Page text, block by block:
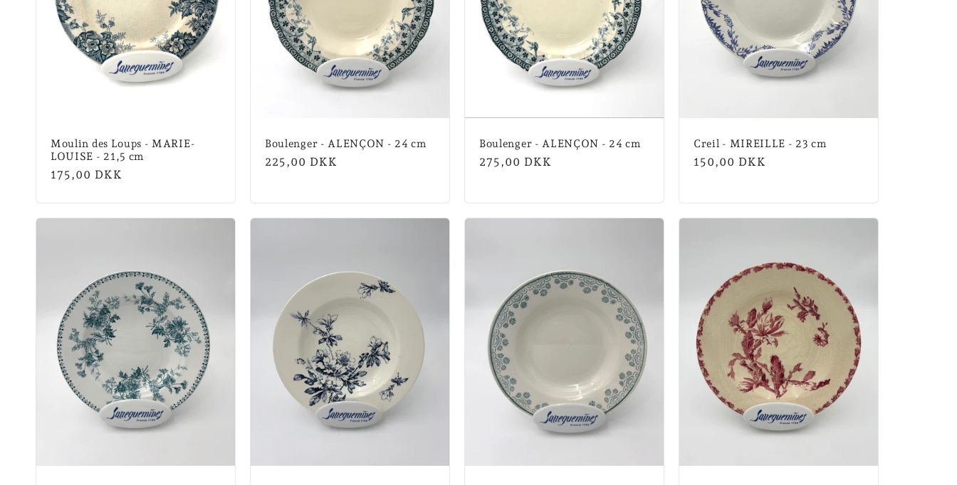
Moulin des Loups - MARIE-
LOUISE - 21,5 cm
Normalpris
175,00 DKK
Boulenger - ALENÇON - 24 cm
Normalpris
225,00 DKK
Boulenger - ALENÇON - 24 cm
Normalpris
275,00 DKK
Creil - MIREILLE - 23 cm
Normalpris
150,00 DKK